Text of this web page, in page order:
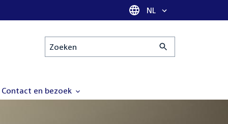
Taal selectie
NL
Zoeken
Contact en bezoek